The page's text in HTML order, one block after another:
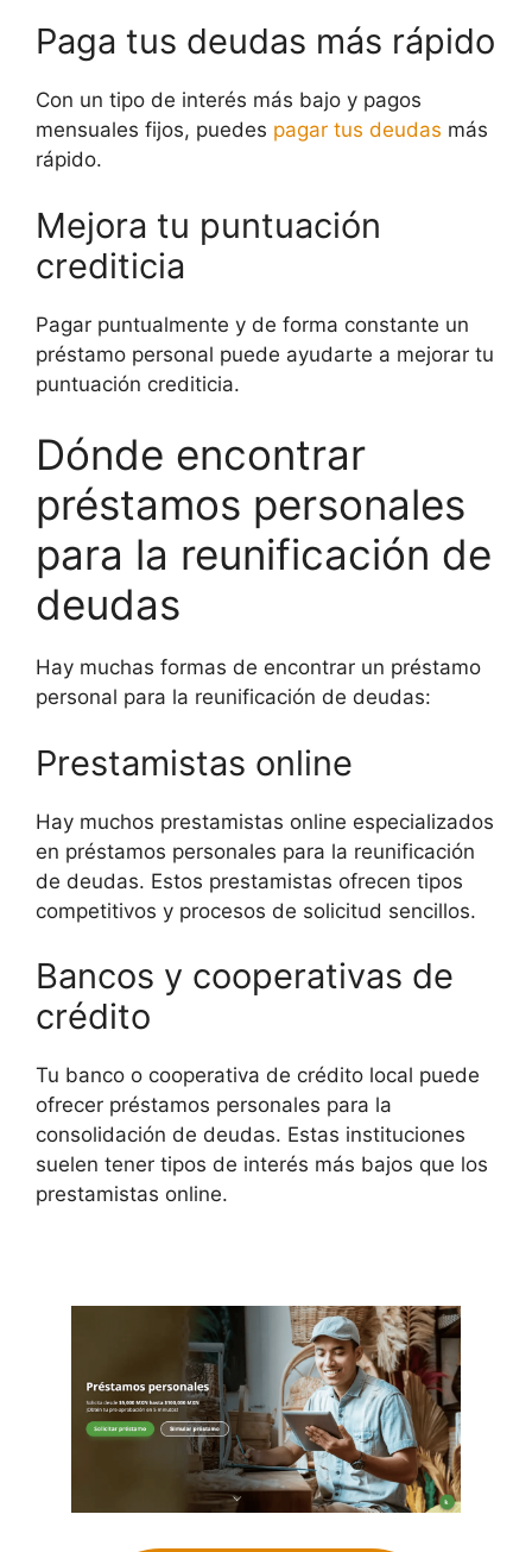
Paga tus deudas más rápido
Con un tipo de interés más bajo y pagos
mensuales fijos, puedes pagar tus deudas más
rápido.
Mejora tu puntuación
crediticia
Pagar puntualmente y de forma constante un
préstamo personal puede ayudarte a mejorar tu
puntuación crediticia.
Dónde encontrar
préstamos personales
para la reunificación de
deudas
Hay muchas formas de encontrar un préstamo
personal para la reunificación de deudas:
Prestamistas online
Hay muchos prestamistas online especializados
en préstamos personales para la reunificación
de deudas. Estos prestamistas ofrecen tipos
competitivos y procesos de solicitud sencillos.
Bancos y cooperativas de
crédito
Tu banco o cooperativa de crédito local puede
ofrecer préstamos personales para la
consolidación de deudas. Estas instituciones
suelen tener tipos de interés más bajos que los
prestamistas online.